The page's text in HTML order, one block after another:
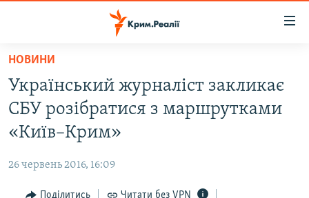
Перейти
основного
матеріалу
Перейти
до
основної
навігації
Перейти
ВОДА.КРИМ
ВІДЕО ТА ФОТО
БЛОГИ
НОВИНИ
Український журналіст закликає
СБУ розібратися з маршрутками
«Київ–Крим»
26 червень 2016, 16:09
Поділитись Читати без VPN